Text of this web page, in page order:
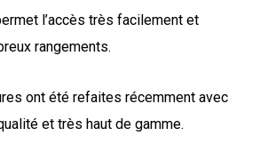
l’accès très facilement et
rangements.
ont été refaites récemment avec
et très haut de gamme.